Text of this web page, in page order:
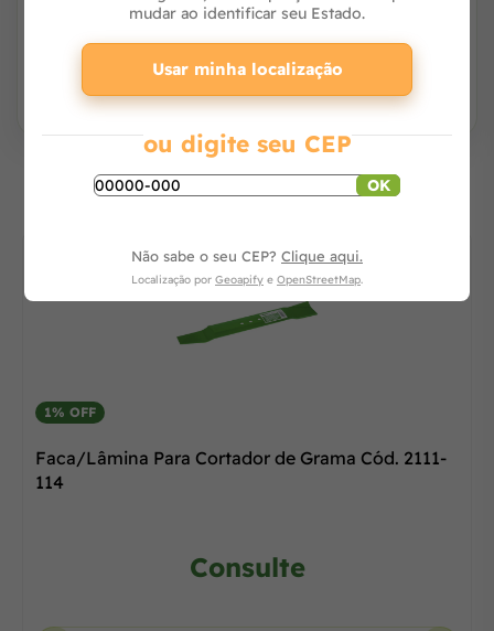
Os mais vendidos
1% OFF
Faca/Lâmina Para Cortador de Grama Cód. 2111-
114
Consulte
mudar ao identificar seu Estado.
Usar minha localização
ou digite seu CEP
OK
Não sabe o seu CEP? Clique aqui.
Localização por Geoapify e OpenStreetMap